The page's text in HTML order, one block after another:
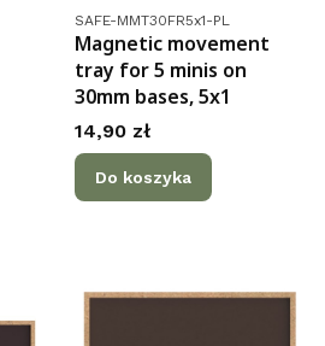
Kod produktu
SAFE-MMT30FR5x1-PL
Magnetic movement
tray for 5 minis on
30mm bases, 5x1
Cena
14,90 zł
Do koszyka